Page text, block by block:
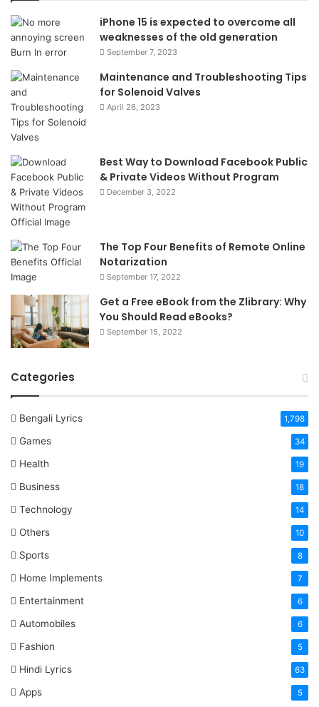
iPhone 15 is expected to overcome all
weaknesses of the old generation
September 7, 2023
Maintenance and Troubleshooting Tips
for Solenoid Valves
April 26, 2023
Best Way to Download Facebook Public
& Private Videos Without Program
December 3, 2022
The Top Four Benefits of Remote Online
Notarization
September 17, 2022
Get a Free eBook from the Zlibrary: Why
You Should Read eBooks?
September 15, 2022
Categories
Bengali Lyrics 1,798
Games 34
Health 19
Business 18
Technology 14
Others 10
Sports 8
Home Implements 7
Entertainment 6
Automobiles 6
Fashion 5
Hindi Lyrics 63
Apps 5